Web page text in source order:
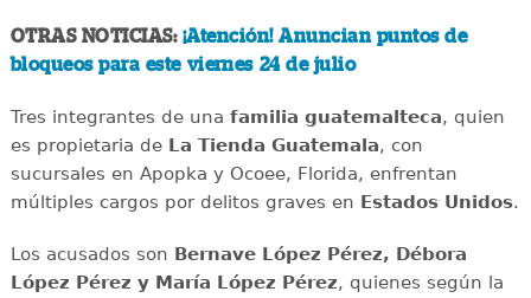
OTRAS NOTICIAS: ¡Atención! Anuncian puntos de
bloqueos para este viernes 24 de julio
Tres integrantes de una familia guatemalteca, quien
es propietaria de La Tienda Guatemala, con
sucursales en Apopka y Ocoee, Florida, enfrentan
múltiples cargos por delitos graves en Estados Unidos.
Los acusados son Bernave López Pérez, Débora
López Pérez y María López Pérez, quienes según la